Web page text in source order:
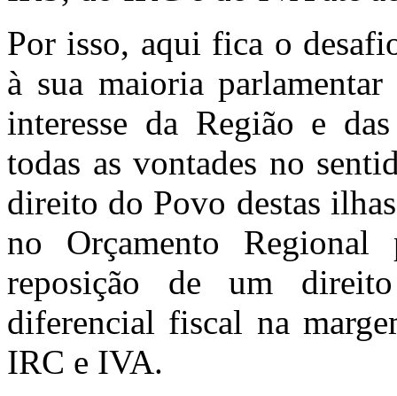
Por isso, aqui fica o
à sua maioria
interesse da Região e
todas as vontades no
direito do Povo destas
no Orçamento Regional
reposição de um
diferencial fiscal na
IRC e IVA.